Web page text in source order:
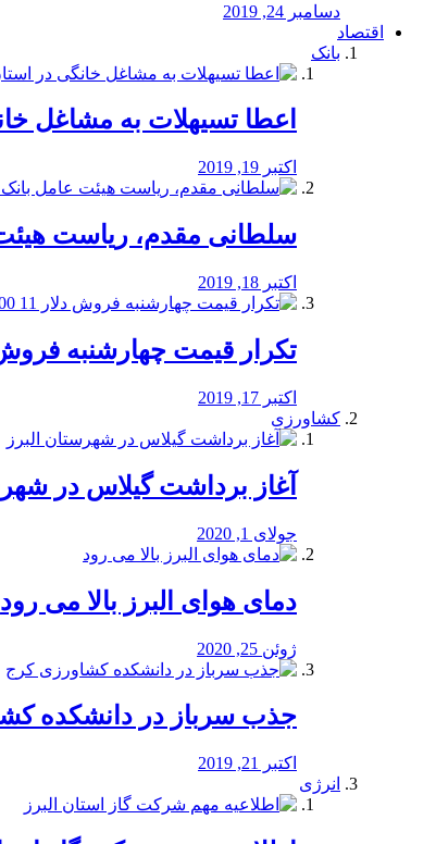
دسامبر 24, 2019
اقتصاد
بانک
️اعطا تسیهلات به مشاغل
اکتبر 19, 2019
سلطانی مقدم، ریاست هیئت
اکتبر 18, 2019
تکرار قیمت چهارشنبه فروش دلار
اکتبر 17, 2019
کشاورزی
آغاز برداشت گیلاس در
جولای 1, 2020
دمای هوای البرز بالا می رود
ژوئن 25, 2020
جذب سرباز در دانشکده
اکتبر 21, 2019
انرژی